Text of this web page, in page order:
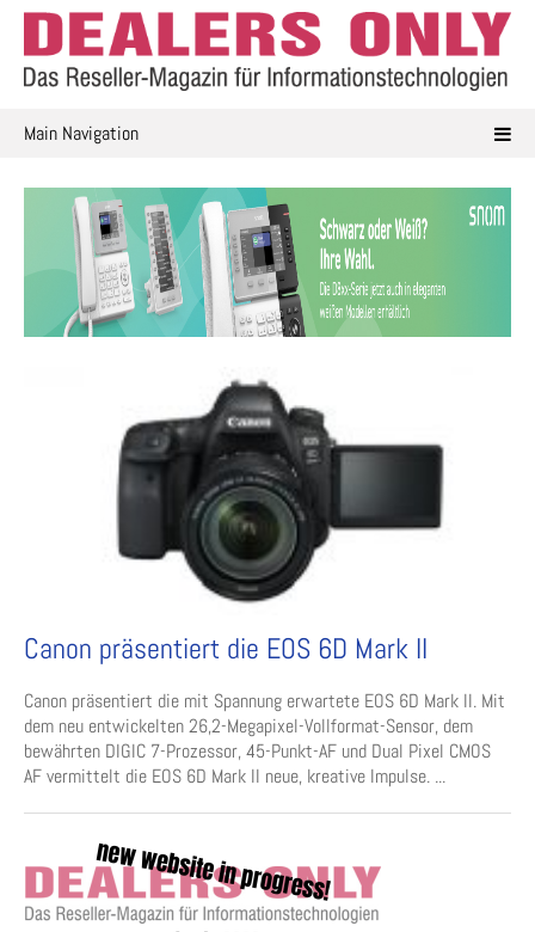
Skip
content
Main Navigation
Canon präsentiert die EOS 6D Mark II
Canon präsentiert die mit Spannung erwartete EOS 6D Mark II. Mit
dem neu entwickelten 26,2-Megapixel-Vollformat-Sensor, dem
bewährten DIGIC 7-Prozessor, 45-Punkt-AF und Dual Pixel CMOS
AF vermittelt die EOS 6D Mark II neue, kreative Impulse. ...